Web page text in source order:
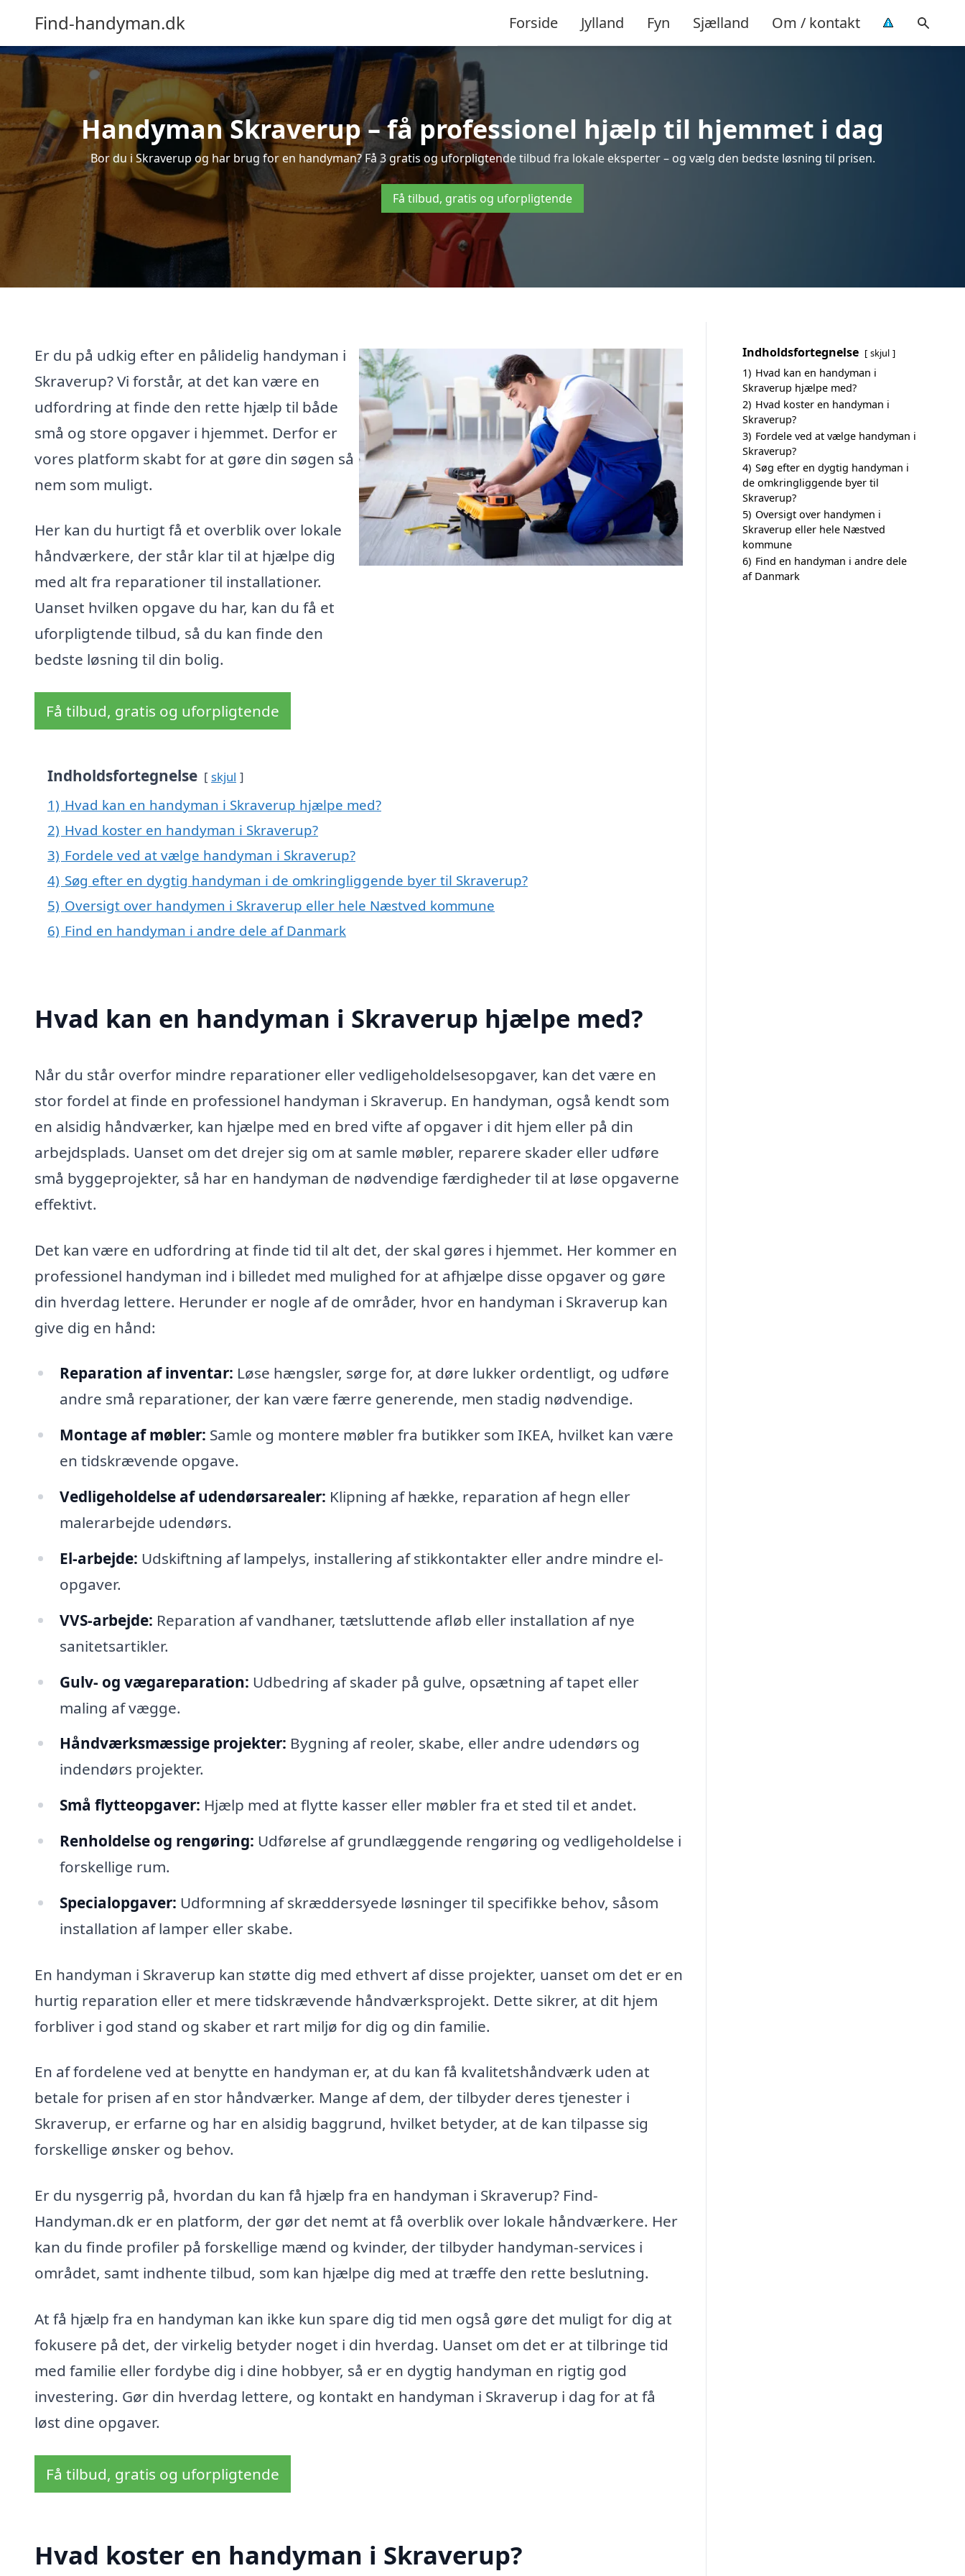
Find-handyman.dk Forside Jylland Fyn Sjælland Om / kontakt
Handyman Skraverup – få professionel hjælp til hjemmet i dag
Bor du i Skraverup og har brug for en handyman? Få 3 gratis og uforpligtende tilbud fra lokale eksperter – og vælg den bedste løsning til prisen.
Få tilbud, gratis og uforpligtende
Er du på udkig efter en pålidelig handyman i
Skraverup? Vi forstår, at det kan være en
udfordring at finde den rette hjælp til både
små og store opgaver i hjemmet. Derfor er
vores platform skabt for at gøre din søgen så
nem som muligt.
Her kan du hurtigt få et overblik over lokale
håndværkere, der står klar til at hjælpe dig
med alt fra reparationer til installationer.
Uanset hvilken opgave du har, kan du få et
uforpligtende tilbud, så du kan finde den
bedste løsning til din bolig.
Få tilbud, gratis og uforpligtende
Indholdsfortegnelse skjul
1) Hvad kan en handyman i Skraverup hjælpe med?
2) Hvad koster en handyman i Skraverup?
3) Fordele ved at vælge handyman i Skraverup?
4) Søg efter en dygtig handyman i de omkringliggende byer til Skraverup?
5) Oversigt over handymen i Skraverup eller hele Næstved kommune
6) Find en handyman i andre dele af Danmark
Hvad kan en handyman i Skraverup hjælpe med?
Når du står overfor mindre reparationer eller vedligeholdelsesopgaver, kan det være en
stor fordel at finde en professionel handyman i Skraverup. En handyman, også kendt som
en alsidig håndværker, kan hjælpe med en bred vifte af opgaver i dit hjem eller på din
arbejdsplads. Uanset om det drejer sig om at samle møbler, reparere skader eller udføre
små byggeprojekter, så har en handyman de nødvendige færdigheder til at løse opgaverne
effektivt.
Det kan være en udfordring at finde tid til alt det, der skal gøres i hjemmet. Her kommer en
professionel handyman ind i billedet med mulighed for at afhjælpe disse opgaver og gøre
din hverdag lettere. Herunder er nogle af de områder, hvor en handyman i Skraverup kan
give dig en hånd:
Reparation af inventar: Løse hængsler, sørge for, at døre lukker ordentligt, og udføre
andre små reparationer, der kan være færre generende, men stadig nødvendige.
Montage af møbler: Samle og montere møbler fra butikker som IKEA, hvilket kan være
en tidskrævende opgave.
Vedligeholdelse af udendørsarealer: Klipning af hække, reparation af hegn eller
malerarbejde udendørs.
El-arbejde: Udskiftning af lampelys, installering af stikkontakter eller andre mindre el-
opgaver.
VVS-arbejde: Reparation af vandhaner, tætsluttende afløb eller installation af nye
sanitetsartikler.
Gulv- og vægareparation: Udbedring af skader på gulve, opsætning af tapet eller
maling af vægge.
Håndværksmæssige projekter: Bygning af reoler, skabe, eller andre udendørs og
indendørs projekter.
Små flytteopgaver: Hjælp med at flytte kasser eller møbler fra et sted til et andet.
Renholdelse og rengøring: Udførelse af grundlæggende rengøring og vedligeholdelse i
forskellige rum.
Specialopgaver: Udformning af skræddersyede løsninger til specifikke behov, såsom
installation af lamper eller skabe.
En handyman i Skraverup kan støtte dig med ethvert af disse projekter, uanset om det er en
hurtig reparation eller et mere tidskrævende håndværksprojekt. Dette sikrer, at dit hjem
forbliver i god stand og skaber et rart miljø for dig og din familie.
En af fordelene ved at benytte en handyman er, at du kan få kvalitetshåndværk uden at
betale for prisen af en stor håndværker. Mange af dem, der tilbyder deres tjenester i
Skraverup, er erfarne og har en alsidig baggrund, hvilket betyder, at de kan tilpasse sig
forskellige ønsker og behov.
Er du nysgerrig på, hvordan du kan få hjælp fra en handyman i Skraverup? Find-
Handyman.dk er en platform, der gør det nemt at få overblik over lokale håndværkere. Her
kan du finde profiler på forskellige mænd og kvinder, der tilbyder handyman-services i
området, samt indhente tilbud, som kan hjælpe dig med at træffe den rette beslutning.
At få hjælp fra en handyman kan ikke kun spare dig tid men også gøre det muligt for dig at
fokusere på det, der virkelig betyder noget i din hverdag. Uanset om det er at tilbringe tid
med familie eller fordybe dig i dine hobbyer, så er en dygtig handyman en rigtig god
investering. Gør din hverdag lettere, og kontakt en handyman i Skraverup i dag for at få
løst dine opgaver.
Få tilbud, gratis og uforpligtende
Hvad koster en handyman i Skraverup?
Indholdsfortegnelse skjul
1) Hvad kan en handyman i
Skraverup hjælpe med?
2) Hvad koster en handyman i
Skraverup?
3) Fordele ved at vælge handyman i
Skraverup?
4) Søg efter en dygtig handyman i
de omkringliggende byer til
Skraverup?
5) Oversigt over handymen i
Skraverup eller hele Næstved
kommune
6) Find en handyman i andre dele
af Danmark